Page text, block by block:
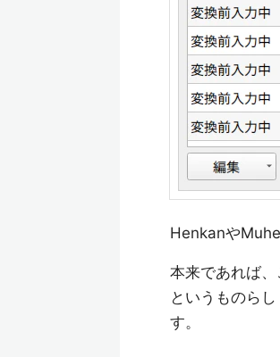
Henkanや
本来であれば
というものら
す。